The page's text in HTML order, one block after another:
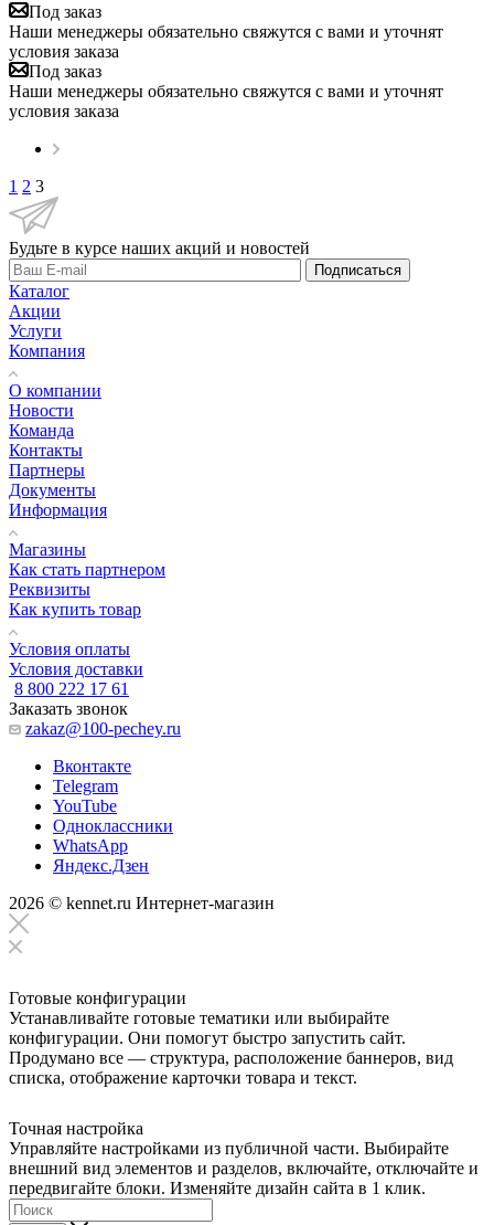
Под заказ
Наши менеджеры обязательно свяжутся с вами и уточнят
условия заказа
Под заказ
Наши менеджеры обязательно свяжутся с вами и уточнят
условия заказа
1 2 3
Будьте в курсе наших акций и новостей
Подписаться
Каталог
Акции
Услуги
Компания
О компании
Новости
Команда
Контакты
Партнеры
Документы
Информация
Магазины
Как стать партнером
Реквизиты
Как купить товар
Условия оплаты
Условия доставки
8 800 222 17 61
Заказать звонок
zakaz@100-pechey.ru
Вконтакте
Telegram
YouTube
Одноклассники
WhatsApp
Яндекс.Дзен
2026 © kennet.ru Интернет-магазин
Готовые конфигурации
Устанавливайте готовые тематики или выбирайте
конфигурации. Они помогут быстро запустить сайт.
Продумано все — структура, расположение баннеров, вид
списка, отображение карточки товара и текст.
Точная настройка
Управляйте настройками из публичной части. Выбирайте
внешний вид элементов и разделов, включайте, отключайте и
передвигайте блоки. Изменяйте дизайн сайта в 1 клик.